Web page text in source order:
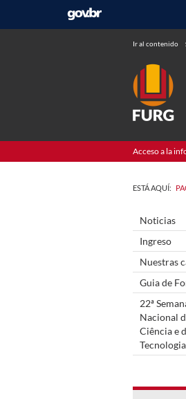
Ir al contenido 1
Acceso a la
ESTÁ AQUÍ:
Noticias
Ingreso
Nuestras
Guia de
22ª
Nacional
Ciência e
Tecnologia